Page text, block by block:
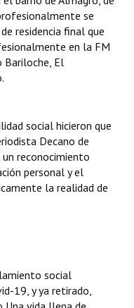
se
residencia final que
en la FM
Bariloche, El
social hicieron que
Decano de
reconocimiento
personal y el
la realidad de
social
19, y ya retirado,